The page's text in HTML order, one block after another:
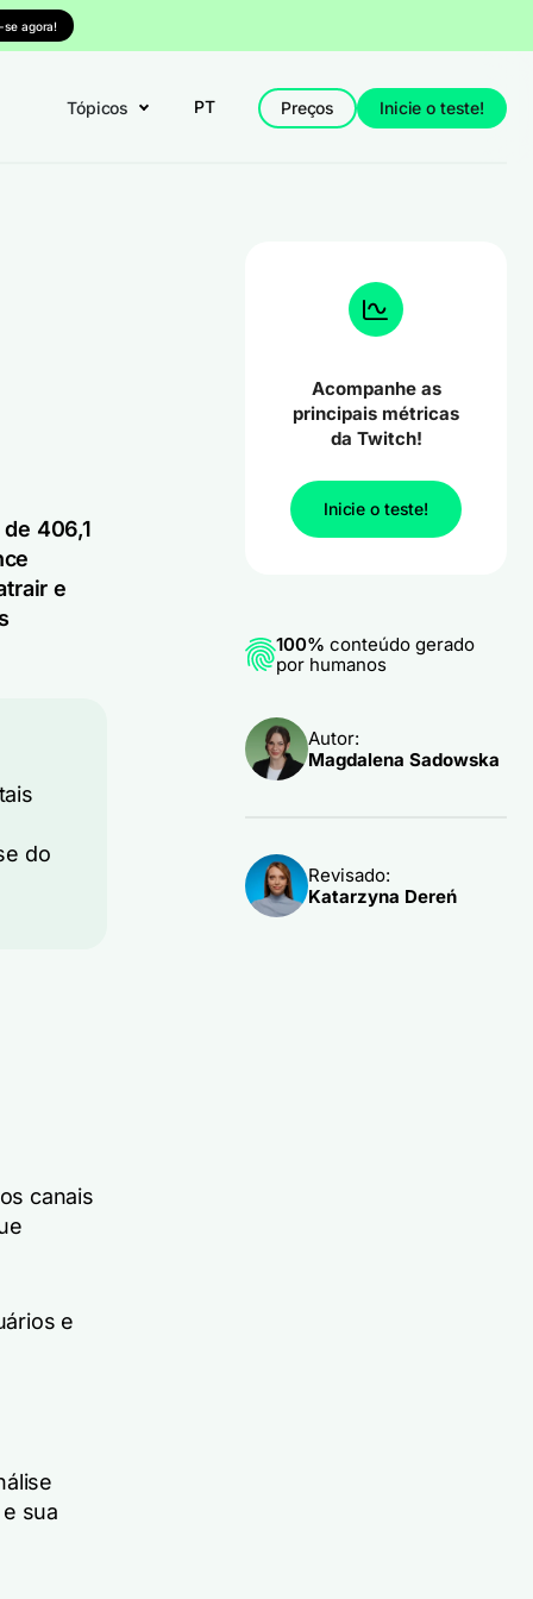
se agora!
Tópicos PT Preços Inicie o teste!
406,1
e
do
canais
e
sua
Acompanhe as
principais métricas
da Twitch!
Inicie o teste!
100% conteúdo gerado
por humanos
Autor:
Magdalena Sadowska
Revisado:
Katarzyna Dereń